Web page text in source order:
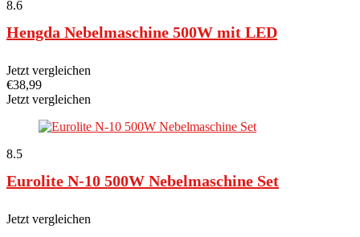
8.6
Hengda Nebelmaschine 500W mit LED
Jetzt vergleichen
€38,99
Jetzt vergleichen
8.5
Eurolite N-10 500W Nebelmaschine Set
Jetzt vergleichen